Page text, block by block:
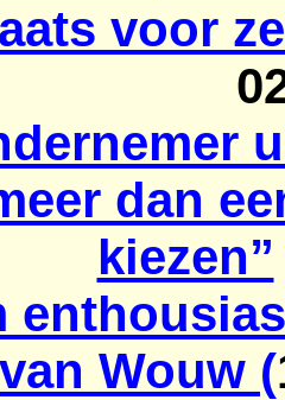
voor
dan
kiezen”
van Wouw (